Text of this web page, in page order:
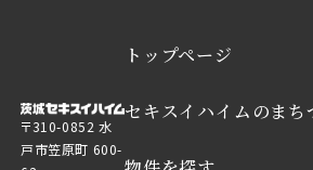
〒310-0852 水
戸市笠原町 600-
トップページ
セキスイハイムのまち